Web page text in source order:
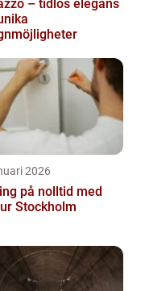
– tidlös elegans
2026
på nolltid med
Stockholm